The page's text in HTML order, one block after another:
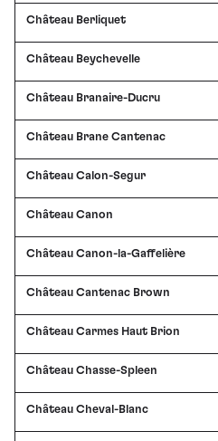
Château Berliquet
Château Beychevelle
Château Branaire-Ducru
Château Brane Cantenac
Château Calon-Segur
Château Canon
Château Canon-la-Gaffelière
Château Cantenac Brown
Château Carmes Haut Brion
Château Chasse-Spleen
Château Cheval-Blanc